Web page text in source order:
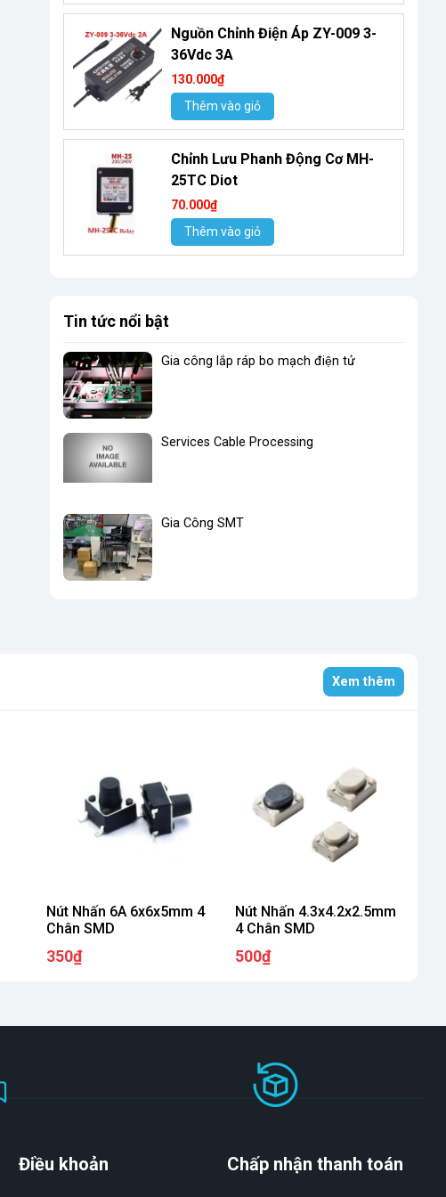
Nguồn Chỉnh Điện Áp ZY-009 3-
36Vdc 3A
130.000₫
Thêm vào giỏ
Chỉnh Lưu Phanh Động Cơ MH-
25TC Diot
70.000₫
Thêm vào giỏ
Tin tức nổi bật
Gia công lắp ráp bo mạch điện tử
Services Cable Processing
Gia Công SMT
Xem thêm
Nút Nhấn 6A 6x6x5mm 4
Chân SMD
350₫
Nút Nhấn 4.3x4.2x2.5mm
4 Chân SMD
500₫
Điều khoản Chấp nhận thanh toán